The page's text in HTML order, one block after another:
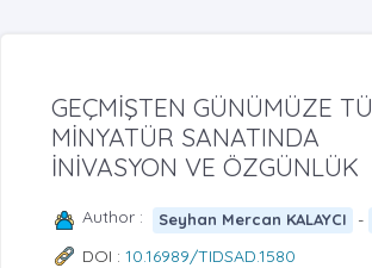
GEÇMİŞTEN GÜNÜMÜZE
MİNYATÜR SANATINDA
İNİVASYON VE ÖZGÜNLÜK
Author : Seyhan Mercan KALAYCI -
DOI : 10.16989/TIDSAD.1580